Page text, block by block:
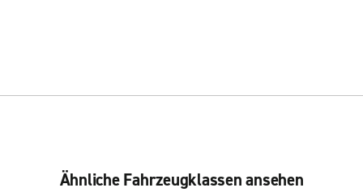
Ähnliche Fahrzeugklassen ansehen